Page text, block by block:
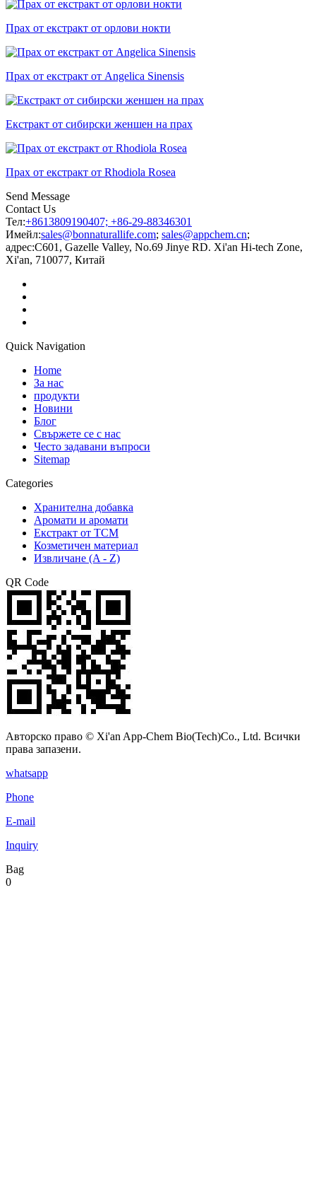
Прах от екстракт от орлови нокти
Прах от екстракт от Angelica Sinensis
Екстракт от сибирски женшен на прах
Прах от екстракт от Rhodiola Rosea
Send Message
Contact Us
Тел:+8613809190407; +86-29-88346301
Имейл:sales@bonnaturallife.com; sales@appchem.cn;
адрес:C601, Gazelle Valley, No.69 Jinye RD. Xi'an Hi-tech Zone,
Xi'an, 710077, Китай
Quick Navigation
Home
За нас
продукти
Новини
Блог
Свържете се с нас
Често задавани въпроси
Sitemap
Categories
Хранителна добавка
Аромати и аромати
Екстракт от TCM
Козметичен материал
Извличане (A - Z)
QR Code
Авторско право © Xi'an App-Chem Bio(Tech)Co., Ltd. Всички
права запазени.
whatsapp
Phone
E-mail
Inquiry
Bag
0